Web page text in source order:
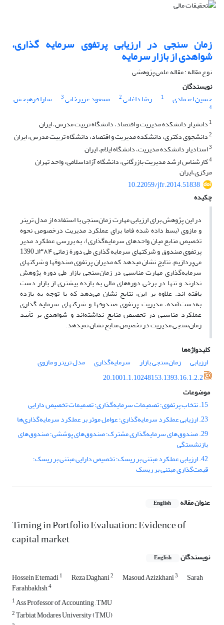
زمان‏ سنجی در ارزیابی پرتفوی سرمایه ‏گذاری،
شواهدی از بازار سرمایه
نوع مقاله : مقاله علمی پژوهشی
نویسندگان
حسین اعتمادی
1 رضا داغانی2 مسعود عزیزخانی3 سارا فرهبحش
4
1 دانشیار دانشکده مدیریت و اقتصاد، دانشگاه تربیت مدرس، ایران
2دانشجوی دکتری، دانشکده مدیریت و اقتصاد، دانشگاه تربیت مدرس، ایران
3استادیار دانشکده مدیریت، دانشگاه ایلام، ایران
4کارشناس ارشد مدیریت بازرگانی، دانشگاه آزاداسلامی، واحد تهران
مرکزی،ایران
10.22059/jfr.2014.51838
چکیده
در این پژوهش برای ارزیابی مهارت زمان‌سنجی با استفاده از مدل ترینر
و مازوی (بسط داده‌ شده فاما برای عملکرد مدیریت در‌خصوص نحوه
تخصیص منابع میان واحدهای سرمایه‌گذاری)، به بررسی عملکرد مدیر
پرتفوی صندوق و شرکت‏های سرمایه ‏گذاری طی دورة زمانی ۱۳۸۴‌ـ 1390
می‌پردازیم. نتایج نشان ‏می‏دهد که مدیران پرتفوی صندوق‏ها و شرکت‏های
سرمایه‌گذاری مهارت مناسبی در زمان‌سنجی بازار طی دوره پژوهش
ندارند‏ و تنها در برخی دوره‌های مالی به بازده بیشتری از بازار دست
یافته ‏اند. علاوه بر این، نتایج نشان می‌دهد که با توجه به بازده
به‌دست‌آمده، مدیریت پرتفوی صندوق‏ها و شرکت‏های سرمایه گذاری
عملکرد مناسبی در تخصیص منابع نداشته‌اند و شواهدی بر تأیید
زمان‌سنجی مدیریت در تخصیص منابع نشان نمی‏دهد.
کلیدواژه‌ها
ارزیابی
زمان‌سنجی بازار سرمایه‌گذاری
مدل ترینر و مازوی
20.1001.1.10248153.1393.16.1.2.2
موضوعات
15. نتخاب پرتفوی؛ تصمیمات سرمایه‌گذاری؛ تصمیمات تخصیص دارایی
23. ارزیابی عملکرد سرمایه‌گذاری؛ عوامل موثر بر عملکرد سرمایه‌گذاری‌ها
29. صندوق‌های سرمایه‌گذاری مشترک؛ صندوق‌های پوششی؛ صندوق‌های
بازنشستگی
42. ارزیابی عملکرد مبتنی بر ریسک؛ تخصیص دارایی مبتنی بر ریسک؛
قیمت‌گذاری مبتنی بر ریسک
عنوان مقاله English
Timing in Portfolio Evaluation: Evidence of
capital market
نویسندگان English
Hossein Etemadi1 Reza Daghani2 Masoud Azizkhani3 Sarah
Farahbakhsh4
1Ass Professor of Accounting , TMU
2Tarbiat Modares University (TMU)